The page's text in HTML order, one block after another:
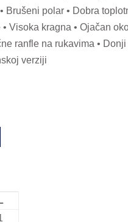
Brušeni polar • Dobra
Visoka kragna • Ojačan
ranfle na rukavima •
verziji